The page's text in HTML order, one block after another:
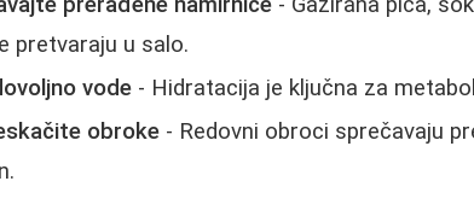
pretvaraju u salo.
vode - Hidratacija je ključna za
obroke - Redovni obroci sprečavaju